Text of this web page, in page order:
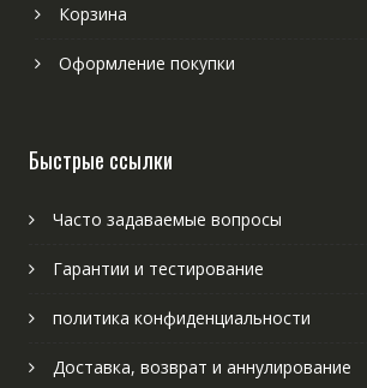
Корзина
Оформление покупки
Быстрые ссылки
Часто задаваемые вопросы
Гарантии и тестирование
политика конфиденциальности
Доставка, возврат и аннулирование